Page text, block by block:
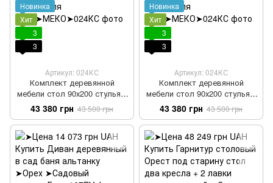
Новинка
Хит
3
3
Артикул: 024КС
Комплект деревянной
мебели стол 90х200 стулья 6
шт (4)
43 380 грн 43 500 грн
Новинка
Хит
3
3
Артикул: 024КС
Комплект деревянной
мебели стол 90х200 стулья 6
шт (5)
43 380 грн 43 500 грн